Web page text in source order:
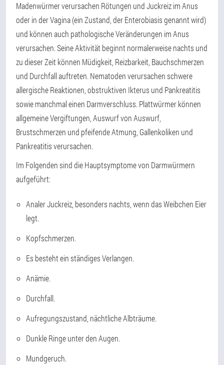
Madenwürmer verursachen Rötungen und Juckreiz im Anus
oder in der Vagina (ein Zustand, der Enterobiasis genannt wird)
und können auch pathologische Veränderungen im Anus
verursachen. Seine Aktivität beginnt normalerweise nachts und
zu dieser Zeit können Müdigkeit, Reizbarkeit, Bauchschmerzen
und Durchfall auftreten. Nematoden verursachen schwere
allergische Reaktionen, obstruktiven Ikterus und Pankreatitis
sowie manchmal einen Darmverschluss. Plattwürmer können
allgemeine Vergiftungen, Auswurf von Auswurf,
Brustschmerzen und pfeifende Atmung, Gallenkoliken und
Pankreatitis verursachen.
Im Folgenden sind die Hauptsymptome von Darmwürmern
aufgeführt:
Analer Juckreiz, besonders nachts, wenn das Weibchen Eier
legt.
Kopfschmerzen.
Es besteht ein ständiges Verlangen.
Anämie.
Durchfall.
Aufregungszustand, nächtliche Albträume.
Dunkle Ringe unter den Augen.
Mundgeruch.